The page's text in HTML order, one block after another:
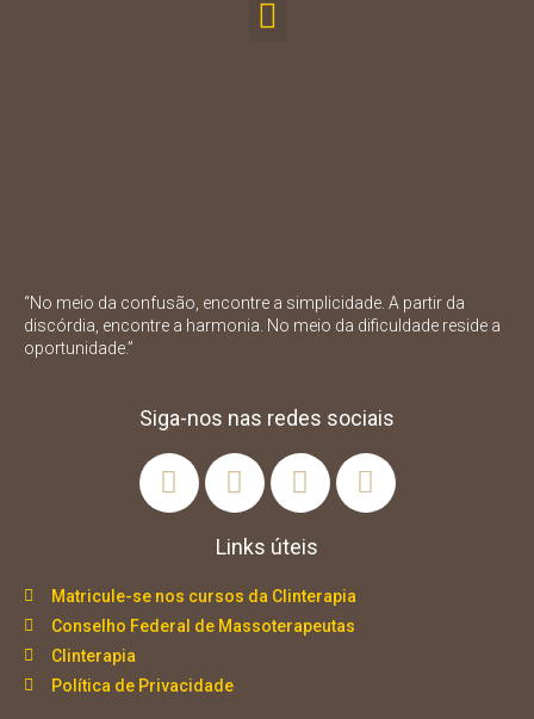
“No meio da confusão, encontre a simplicidade. A partir da
discórdia, encontre a harmonia. No meio da dificuldade reside a
oportunidade.”
Siga-nos nas redes sociais
Links úteis
Matricule-se nos cursos da Clinterapia
Conselho Federal de Massoterapeutas
Clinterapia
Política de Privacidade